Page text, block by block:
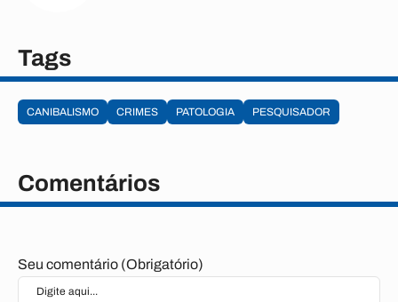
Tags
CANIBALISMO CRIMES PATOLOGIA PESQUISADOR
Comentários
Seu comentário (Obrigatório)